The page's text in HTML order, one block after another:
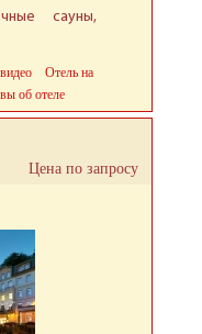
сауны,
Отель на
об отеле
Цена по запросу